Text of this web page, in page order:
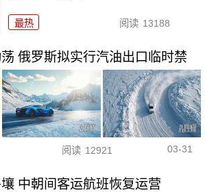
最热 阅读 13188
俄罗斯拟实行汽油出口临时禁
阅读 12921 03-31
中朝间客运航班恢复运营